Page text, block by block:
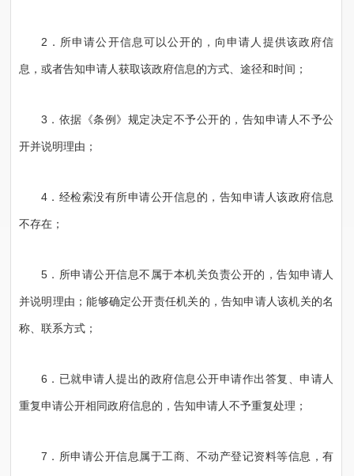
2．所申请公开信息可以公开的，向申请人提供该政府信
息，或者告知申请人获取该政府信息的方式、途径和时间；
3．依据《条例》规定决定不予公开的，告知申请人不予公
开并说明理由；
4．经检索没有所申请公开信息的，告知申请人该政府信息
不存在；
5．所申请公开信息不属于本机关负责公开的，告知申请人
并说明理由；能够确定公开责任机关的，告知申请人该机关的名
称、联系方式；
6．已就申请人提出的政府信息公开申请作出答复、申请人
重复申请公开相同政府信息的，告知申请人不予重复处理；
7．所申请公开信息属于工商、不动产登记资料等信息，有